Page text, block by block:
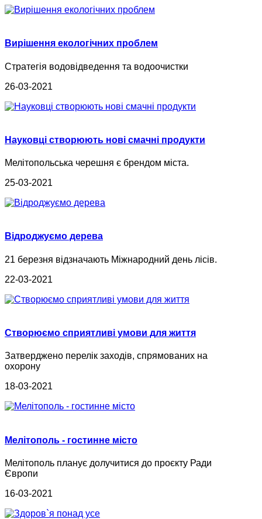
Вирішення екологічних проблем
Стратегія водовідведення та водоочистки
26-03-2021
Науковці створюють нові смачні продукти
Мелітопольська черешня є брендом міста.
25-03-2021
Відроджуємо дерева
21 березня відзначають Міжнародний день лісів.
22-03-2021
Створюємо сприятливі умови для життя
Затверджено перелік заходів, спрямованих на
охорону
18-03-2021
Мелітополь - гостинне місто
Мелітополь планує долучитися до проєкту Ради
Європи
16-03-2021